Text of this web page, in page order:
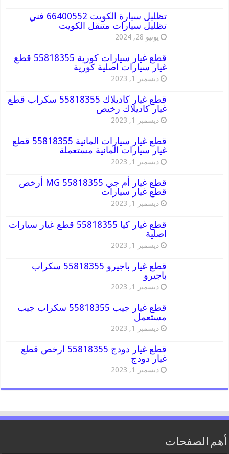
تظليل سيارة الكويت 66400552 فني
تظليل سيارات متنقل الكويت
يونيو 28, 2024
قطع غيار سيارات كورية 55818355 قطع
غيار سيارات اصلية كورية
ديسمبر 1, 2023
قطع غيار كاديلاك 55818355 سكراب قطع
غيار كاديلاك رخيص
ديسمبر 1, 2023
قطع غيار سيارات المانية 55818355 قطع
غيار سيارات المانية مستعملة
ديسمبر 1, 2023
قطع غيار أم جي MG 55818355 أرخص
قطع غيار سيارات
ديسمبر 1, 2023
قطع غيار كيا 55818355 قطع غيار سيارات
اصلية
ديسمبر 1, 2023
قطع غيار باجيرو 55818355 سكراب
باجيرو
ديسمبر 1, 2023
قطع غيار جيب 55818355 سكراب جيب
مستعمل
ديسمبر 1, 2023
قطع غيار دودج 55818355 ارخص قطع
غيار دودج
ديسمبر 1, 2023
أهم الصفحات